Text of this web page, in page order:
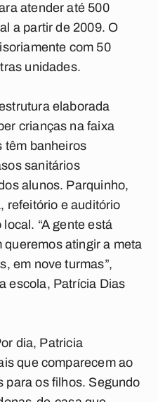
atender até 500
a partir de 2009. O
com 50
unidades.
elaborada
crianças na faixa
têm banheiros
sanitários
alunos. Parquinho,
refeitório e auditório
“A gente está
queremos atingir a meta
em nove turmas”,
escola, Patrícia Dias
dia, Patricia
que comparecem ao
para os filhos. Segundo